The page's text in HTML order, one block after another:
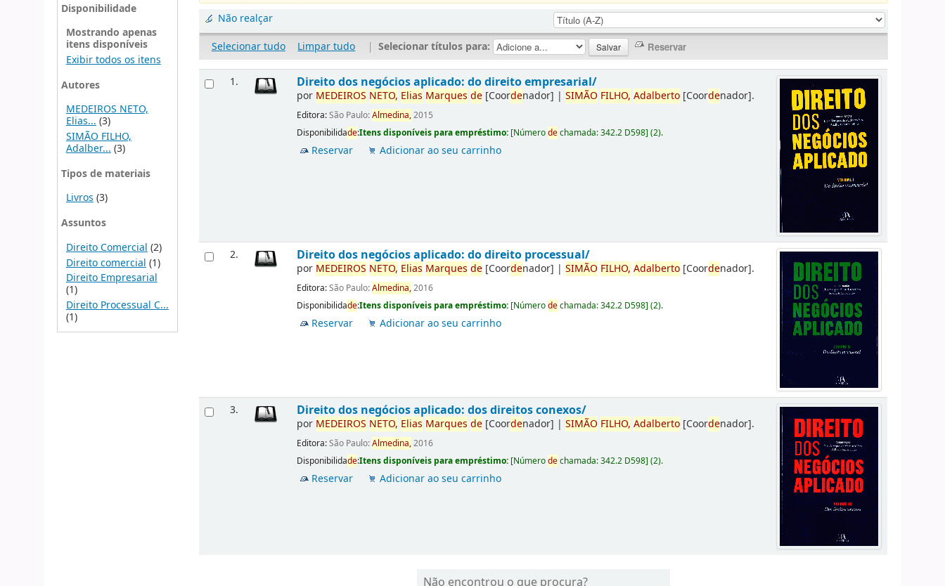
Disponibilidade
Mostrando apenas
itens disponíveis
Exibir todos os itens
Autores
MEDEIROS NETO,
Elias...(3)
SIMÃO FILHO,
Adalber... (3)
Tipos de materiais
Livros(3)
Assuntos
Direito Comercial (2)
Direito comercial (1)
Direito Empresarial
(1)
Direito Processual C...
(1)
Não realçar
Selecionar tudo
Limpar tudo | Selecionar títulos para:
1. Direito dos negócios aplicado: do direito empresarial/
por MEDEIROS NETO, Elias Marques de [Coordenador] |SIMÃO FILHO, Adalberto [Coordenador].
Editora:São Paulo:Almedina,2015
Disponibilidade:Itens disponíveis para empréstimo: [Númerodechamada:342.2 D598](2).
Reservar Adicionar ao seu carrinho
2. Direito dos negócios aplicado: do direito processual/
por MEDEIROS NETO, Elias Marques de [Coordenador] |SIMÃO FILHO, Adalberto [Coordenador].
Editora:São Paulo:Almedina,2016
Disponibilidade:Itens disponíveis para empréstimo: [Númerodechamada:342.2 D598](2).
Reservar Adicionar ao seu carrinho
3. Direito dos negócios aplicado: dos direitos conexos/
por MEDEIROS NETO, Elias Marques de [Coordenador] |SIMÃO FILHO, Adalberto [Coordenador].
Editora:São Paulo:Almedina,2016
Disponibilidade:Itens disponíveis para empréstimo: [Númerodechamada:342.2 D598](2).
Reservar Adicionar ao seu carrinho